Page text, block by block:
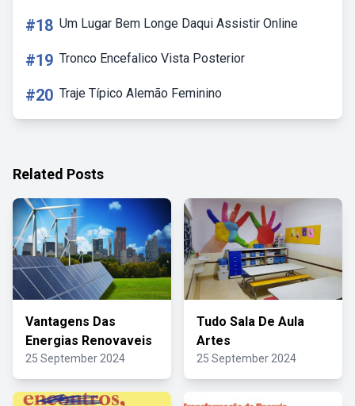
#18 Um Lugar Bem Longe Daqui Assistir Online
#19 Tronco Encefalico Vista Posterior
#20 Traje Típico Alemão Feminino
Related Posts
Vantagens Das
Energias Renovaveis
25 September 2024
Tudo Sala De Aula
Artes
25 September 2024